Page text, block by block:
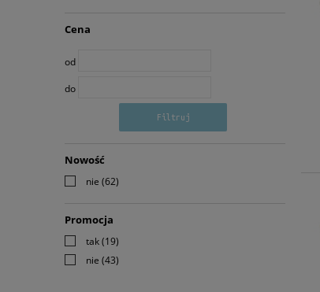
Cena
od
do
Filtruj
Nowość
nie (62)
Promocja
tak(19)
nie (43)